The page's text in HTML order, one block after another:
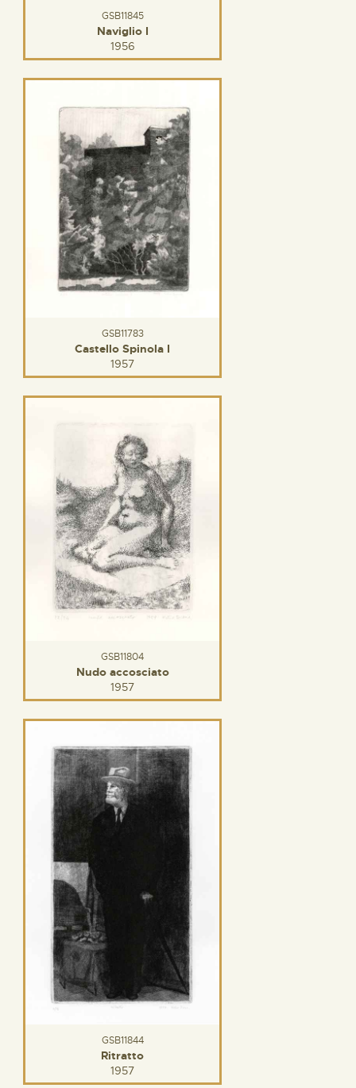
GSB11845
Naviglio I
1956
GSB11783
Castello Spinola I
1957
GSB11804
Nudo accosciato
1957
GSB11844
Ritratto
1957